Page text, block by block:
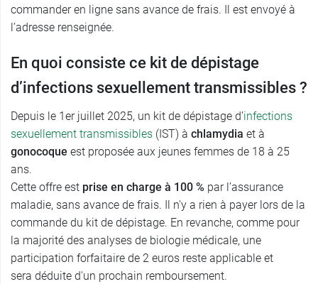
commander en ligne sans avance de frais. Il est envoyé à
l’adresse renseignée.
En quoi consiste ce kit de dépistage
d’infections sexuellement transmissibles ?
Depuis le 1er juillet 2025, un kit de dépistage d’infections
sexuellement transmissibles (IST) à chlamydia et à
gonocoque est proposée aux jeunes femmes de 18 à 25
ans.
Cette offre est prise en charge à 100 % par l’assurance
maladie, sans avance de frais. Il n'y a rien à payer lors de la
commande du kit de dépistage. En revanche, comme pour
la majorité des analyses de biologie médicale, une
participation forfaitaire de 2 euros reste applicable et
sera déduite d'un prochain remboursement.